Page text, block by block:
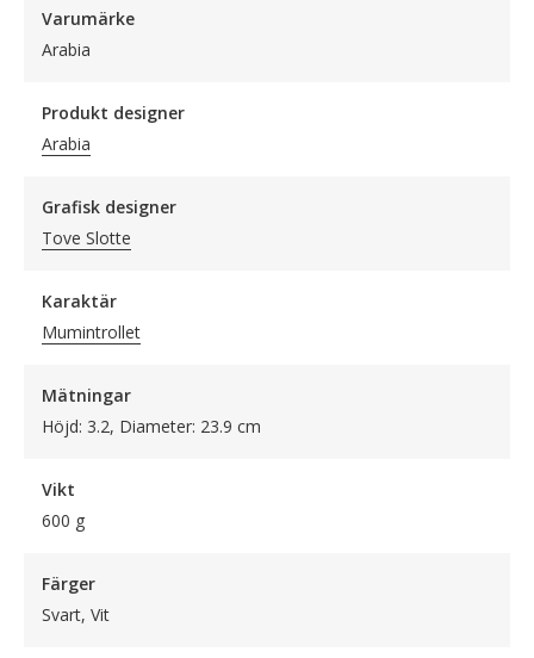
Varumärke
Arabia
Produkt designer
Arabia
Grafisk designer
Tove Slotte
Karaktär
Mumintrollet
Mätningar
Höjd: 3.2, Diameter: 23.9 cm
Vikt
600 g
Färger
Svart, Vit